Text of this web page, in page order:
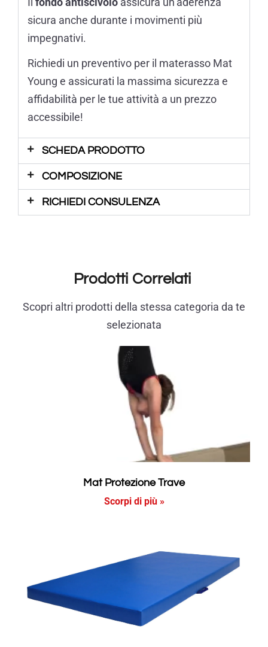
sicura anche durante i movimenti più
impegnativi.
Richiedi un preventivo per il materasso Mat
Young e assicurati la massima sicurezza e
affidabilità per le tue attività a un prezzo
accessibile!
SCHEDA PRODOTTO
COMPOSIZIONE
RICHIEDI CONSULENZA
Prodotti Correlati
Scopri altri prodotti della stessa categoria da te
selezionata
Mat Protezione Trave
Scorpi di più »